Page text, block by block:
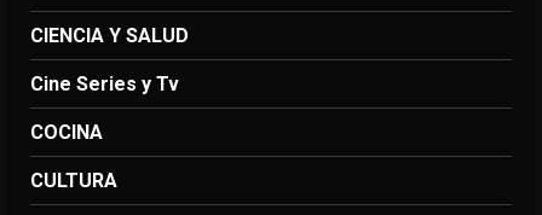
CIENCIA Y SALUD
Cine Series y Tv
COCINA
CULTURA